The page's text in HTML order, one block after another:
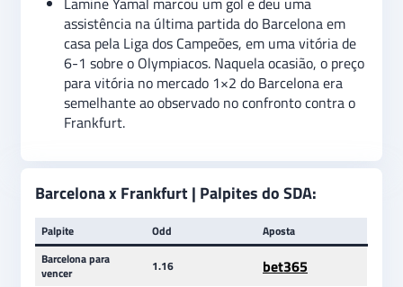
assistência na última partida do Barcelona em
casa pela Liga dos Campeões, em uma vitória de
6-1 sobre o Olympiacos. Naquela ocasião, o preço
para vitória no mercado 1×2 do Barcelona era
semelhante ao observado no confronto contra o
Frankfurt.
Barcelona x Frankfurt| Palpites do SDA:
Palpite Odd
Aposta
Barcelona para
vencer
1.16 bet365